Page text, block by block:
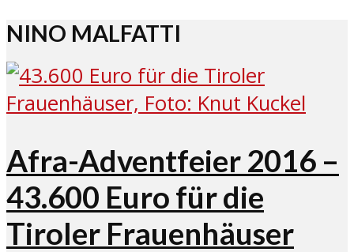
NINO MALFATTI
Afra-Adventfeier 2016 –
43.600 Euro für die
Tiroler Frauenhäuser